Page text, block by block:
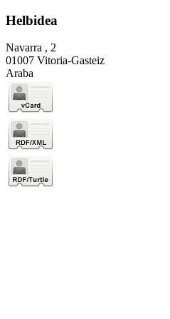
Helbidea
Navarra , 2
01007 Vitoria-Gasteiz
Araba